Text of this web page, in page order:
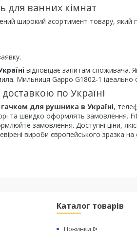
для ванних кімнат
широкий асортимент товару, який
відповідає запитам споживача.
Мильниця Gappo G1802-1
по Україні
для рушника в Україні,
та швидко оформлять замовлення.
замовлення. Доступні ціни,
вироби європейського зразка на
Каталог товарів
Новинки ᐉ